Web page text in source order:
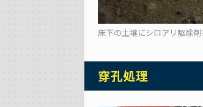
床下の土壌にシロアリ駆除
穿孔処理